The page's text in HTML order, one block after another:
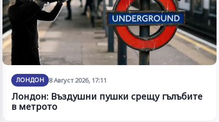
ЛОНДОН 8 Август 2026, 17:11
Лондон: Въздушни пушки срещу гълъбите
в метрото